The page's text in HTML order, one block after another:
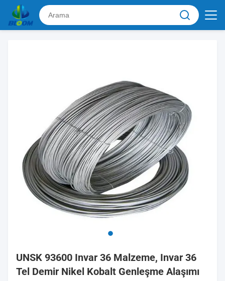
UNSK 93600 Invar 36 Malzeme, Invar 36
Tel Demir Nikel Kobalt Genleşme Alaşımı